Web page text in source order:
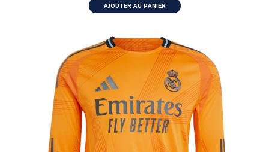
AJOUTER AU PANIER